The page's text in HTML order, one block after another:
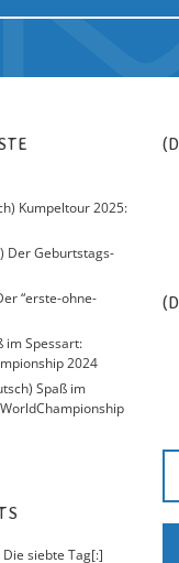
Kumpeltour 2025:
Der Geburtstags-
“erste-ohne-
im Spessart:
2024
Spaß im
siebte Tag[:]